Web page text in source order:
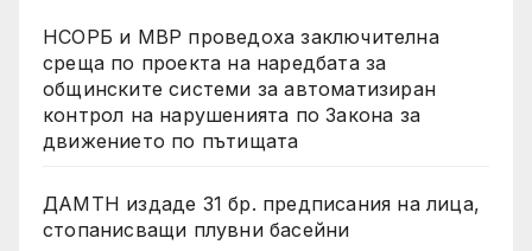
НСОРБ и МВР проведоха заключителна
среща по проекта на наредбата за
общинските системи за автоматизиран
контрол на нарушенията по Закона за
движението по пътищата
ДАМТН издаде 31 бр. предписания на лица,
стопанисващи плувни басейни